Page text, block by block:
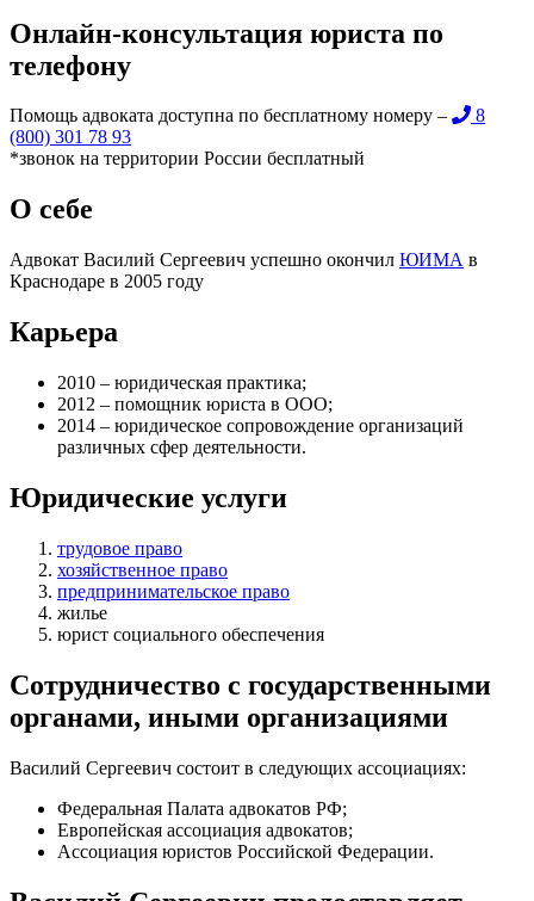
Онлайн-консультация юриста по
телефону
Помощь адвоката доступна по бесплатному номеру –
8
(800) 301 78 93
*звонок на территории России бесплатный
О себе
Адвокат Василий Сергеевич успешно окончил ЮИМА в
Краснодаре в 2005 году
Карьера
2010 – юридическая практика;
2012 – помощник юриста в ООО;
2014 – юридическое сопровождение организаций
различных сфер деятельности.
Юридические услуги
трудовое право
хозяйственное право
предпринимательское право
жилье
юрист социального обеспечения
Сотрудничество с государственными
органами, иными организациями
Василий Сергеевич состоит в следующих ассоциациях:
Федеральная Палата адвокатов РФ;
Европейская ассоциация адвокатов;
Ассоциация юристов Российской Федерации.